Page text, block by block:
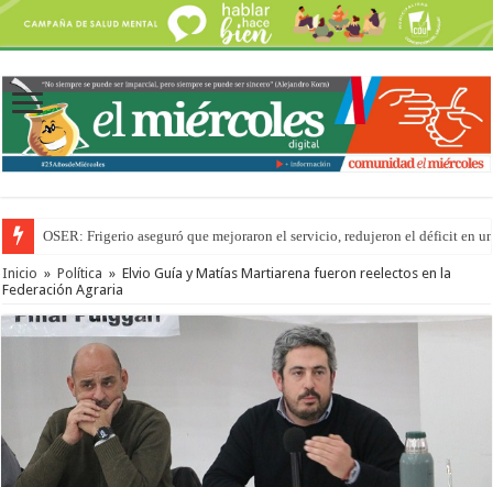
OSER: Frigerio aseguró que mejoraron el servicio, redujeron el déficit en
Inicio » Política » Elvio Guía y Matías Martiarena fueron reelectos en la
Federación Agraria